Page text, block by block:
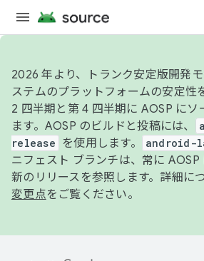
2026 年より、トランク安定版開発
ステムのプラットフォームの安定性
2 四半期と第 4 四半期に AOSP にソ
ます。AOSP のビルドと投稿には、
release
を使用します。 android-
ニフェスト ブランチは、常に
新のリリースを参照します。詳細に
変更点をご覧ください。